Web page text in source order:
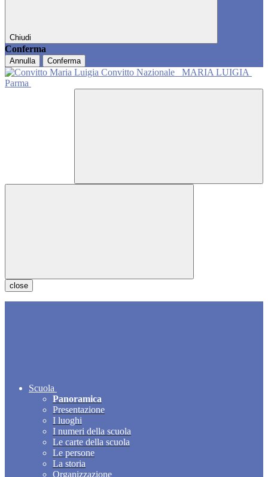
Chiudi
Conferma
Annulla Conferma
Convitto Nazionale
MARIA LUIGIA
Parma
close
Scuola
Panoramica
Presentazione
I luoghi
I numeri della scuola
Le carte della scuola
Le persone
La storia
Organizzazione